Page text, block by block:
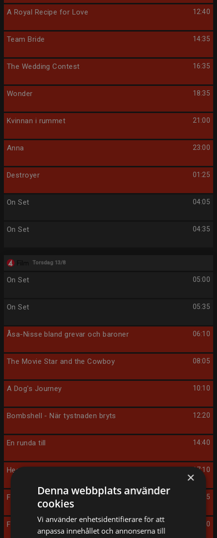
12:40
A Royal Recipe for Love
14:35
Team Bride
16:35
The Wedding Contest
18:35
Wonder
21:00
Kvinnan i rummet
23:00
Anna
01:25
Destroyer
04:05
On Set
04:35
On Set
Torsdag 13/8
05:00
On Set
05:35
On Set
06:10
Åsa-Nisse bland grevar och baroner
08:05
The Movie Star and the Cowboy
10:10
A Dog's Journey
12:20
Bombshell - När tystnaden bryts
14:40
En runda till
17:10
Heart of the Matter
19:05
Fly Away with Me
21:00
Fasanjägarna
×
Denna webbplats använder
cookies
Vi använder enhetsidentifierare för att
anpassa innehållet och annonserna till